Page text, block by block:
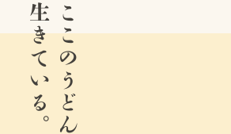
ここのうどんは、
生きている。